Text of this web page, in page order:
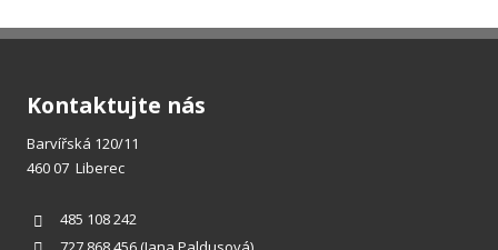
Kontaktujte nás
Barvířská 120/11
460 07 Liberec
485 108 242